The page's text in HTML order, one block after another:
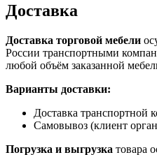
Доставка
Доставка торговой мебели
России транспортными
любой объём заказанной
Варианты доставки:
Доставка транспортной
Самовывоз (клиент
Погрузка и выгрузка товара